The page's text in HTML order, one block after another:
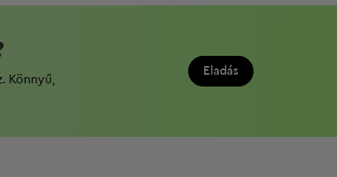
Könnyű,
Eladás